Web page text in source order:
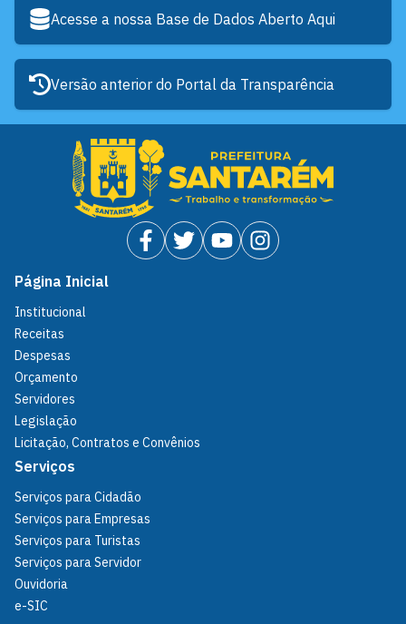
Acesse a nossa Base de Dados Aberto Aqui
Versão anterior do Portal da Transparência
Página Inicial
Institucional
Receitas
Despesas
Orçamento
Servidores
Legislação
Licitação, Contratos e Convênios
Serviços
Serviços para Cidadão
Serviços para Empresas
Serviços para Turistas
Serviços para Servidor
Ouvidoria
e-SIC